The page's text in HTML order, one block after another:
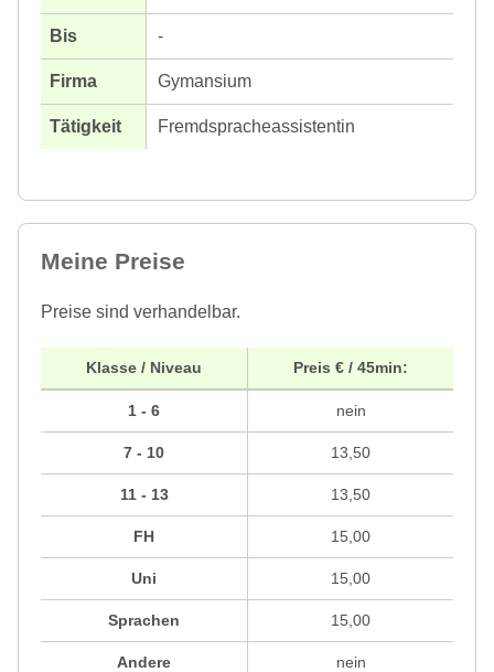
-
Gymansium
Fremdspracheassistentin
Meine Preise
Preise sind verhandelbar.
Klasse / Niveau
1 - 6
7 - 10
11 - 13
FH
Uni
Sprachen
Andere
Preis € / 45min:
nein
13,50
13,50
15,00
15,00
15,00
nein